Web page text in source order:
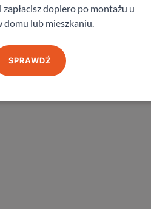
zapłacisz dopiero po montażu u
domu lub mieszkaniu.
SPRAWDŹ